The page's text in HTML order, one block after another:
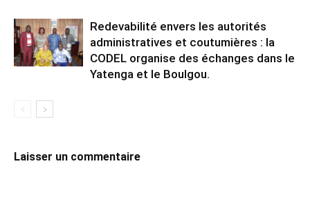
Redevabilité envers les autorités
administratives et coutumières : la
CODEL organise des échanges dans le
Yatenga et le Boulgou.
Laisser un commentaire